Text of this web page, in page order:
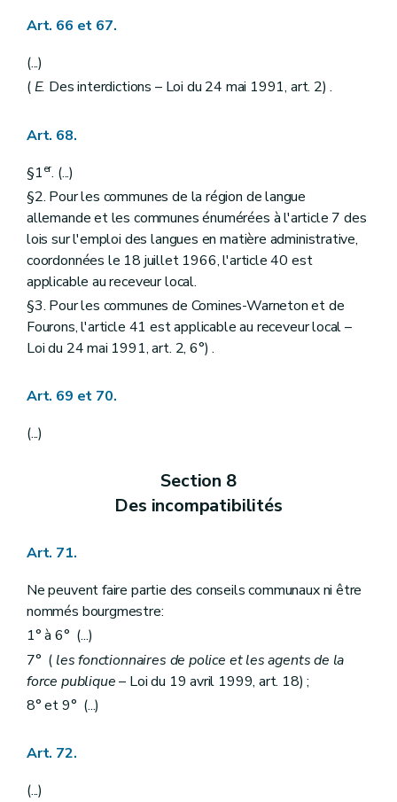
Art. 66 et 67.
(...)
(E. Des interdictions – Loi du 24 mai 1991, art. 2) .
Art. 68.
§1er. (...)
§2. Pour les communes de la région de langue
allemande et les communes énumérées à l'article 7 des
lois sur l'emploi des langues en matière administrative,
coordonnées le 18 juillet 1966, l'article 40 est
applicable au receveur local.
§3. Pour les communes de Comines-Warneton et de
Fourons, l'article 41 est applicable au receveur local –
Loi du 24 mai 1991, art. 2, 6°) .
Art. 69 et 70.
(...)
Section 8
Des incompatibilités
Art. 71.
Ne peuvent faire partie des conseils communaux ni être
nommés bourgmestre:
1° à 6° (...)
7° ( les fonctionnaires de police et les agents de la
force publique– Loi du 19 avril 1999, art. 18) ;
8° et 9° (...)
Art. 72.
(...)